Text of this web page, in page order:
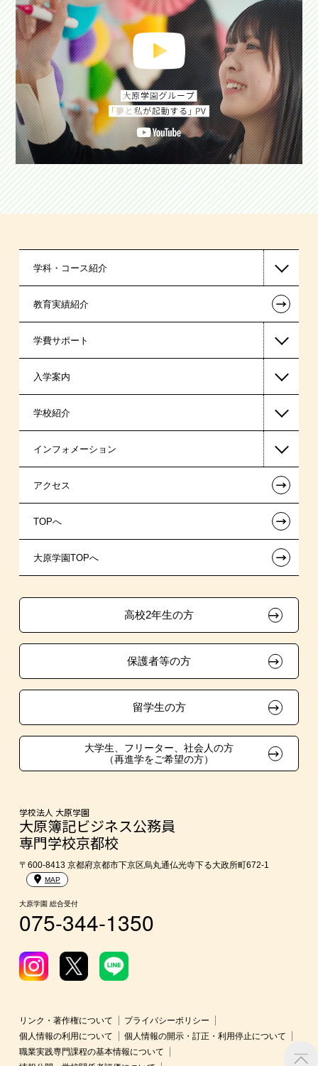
学科・コース紹介
国家公務員・地方公務員系
警察官・消防官系
公認会計士・税理士系
ビジネス系
医療事務系
スポーツ・トレーナー系
東京経営大学 学士取得コース
教育実績紹介 ←
学費サポート
高等教育の修学支援新制度
日本学生支援機構の奨学金
日本政策金融公庫（国の教育ローン）
提携教育ローン
新聞奨学生
専門実践教育訓練給付金制度
面接のみによる特待生制度
取得資格による特待生制度
吹奏楽部による特待生制度
入学案内
一般入学
AO入学制度
指定校推薦入学
特別推薦入学
推薦入学
生徒会活動推薦入学
自己推薦入学
東京経営大学への3年次編入学
大学・短大・公務員併願制度
学校紹介
在校生からあなたへ
夢を叶えた先輩たち
施設・研修所
学生寮・マンションのご案内
大原学園グループ案内
インフォメーション
お知らせ・新着情報
在校生へのお知らせ
各種証明書の発行ご希望の方
採用ご担当の方
アクセス ←
TOPへ ←
大原学園TOPへ ←
高校2年生の方
保護者等の方
留学生の方
大学生、フリーター、社会人の方
（再進学をご希望の方）
学校法人 大原学園
大原簿記ビジネス公務員
専門学校京都校
〒600-8413 京都府京都市下京区烏丸通仏光寺下る大政所町672-1
MAP
大原学園 総合受付
075-344-1350
リンク・著作権について
プライバシーポリシー
個人情報の利用について
個人情報の開示・訂正・利用停止について
職業実践専門課程の基本情報について